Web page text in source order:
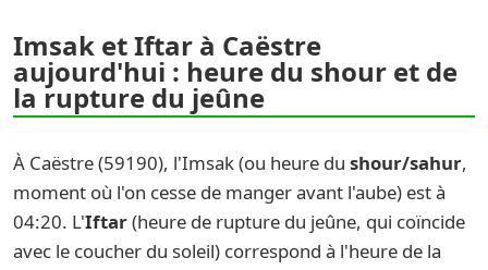
Imsak et Iftar à Caëstre
aujourd'hui : heure du shour et de
la rupture du jeûne
À Caëstre (59190), l'Imsak (ou heure du shour/sahur,
moment où l'on cesse de manger avant l'aube) est à
04:20. L'Iftar(heure de rupture du jeûne, qui coïncide
avec le coucher du soleil) correspond à l'heure de la